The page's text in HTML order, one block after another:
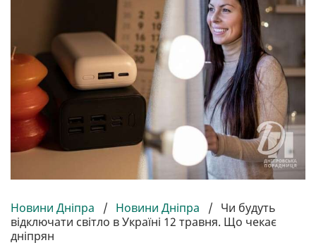
Новини Дніпра / Новини Дніпра / Чи будуть
відключати світло в Україні 12 травня. Що чекає
дніпрян